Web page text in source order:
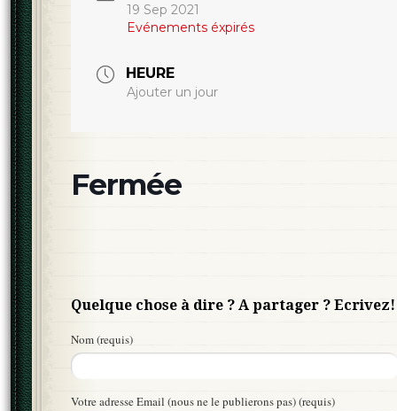
19 Sep 2021
Evénements éxpirés
HEURE
Ajouter un jour
Fermée
Quelque chose à dire ? A partager ? Ecrivez!
Nom (requis)
Votre adresse Email (nous ne le publierons pas) (requis)